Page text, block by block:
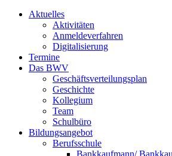
Aktuelles
Aktivitäten
Anmeldeverfahren
Digitalisierung
Termine
Das BWV
Geschäftsverteilungsplan
Geschichte
Kollegium
Team
Schulbüro
Bildungsangebot
Berufsschule